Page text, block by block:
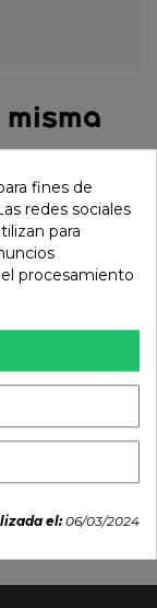
6pcs
fines de
redes sociales
para
procesamiento
el:06/03/2024